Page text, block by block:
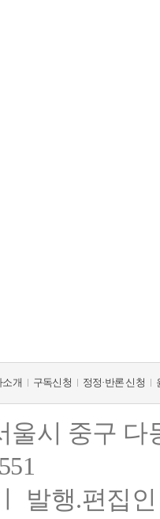
소개 구독신청 정정·반론 신청
울시 중구
발행.편집